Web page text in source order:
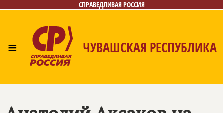
СПРАВЕДЛИВАЯ РОССИЯ
≡ ЧУВАШСКАЯ РЕСПУБЛИКА
Контакты